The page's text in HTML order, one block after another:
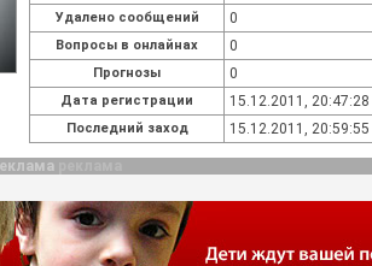
Удалено сообщений 0
Вопросы в онлайнах 0
Прогнозы 0
Дата регистрации 15.12.2011, 20:47:28
Последний заход 15.12.2011, 20:59:55